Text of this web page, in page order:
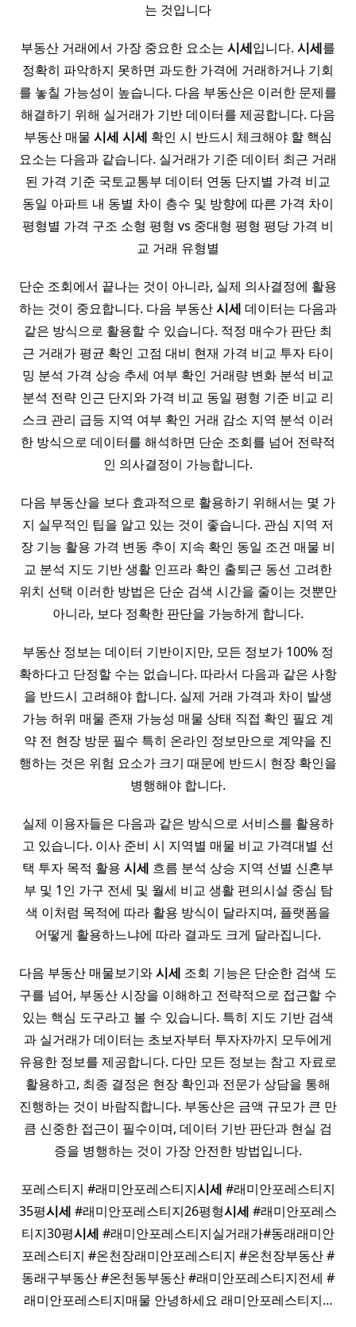
는 것입니다
부동산 거래에서 가장 중요한 요소는 시세입니다. 시세를
정확히 파악하지 못하면 과도한 가격에 거래하거나 기회
를 놓칠 가능성이 높습니다. 다음 부동산은 이러한 문제를
해결하기 위해 실거래가 기반 데이터를 제공합니다. 다음
부동산 매물 시세 시세 확인 시 반드시 체크해야 할 핵심
요소는 다음과 같습니다. 실거래가 기준 데이터 최근 거래
된 가격 기준 국토교통부 데이터 연동 단지별 가격 비교
동일 아파트 내 동별 차이 층수 및 방향에 따른 가격 차이
평형별 가격 구조 소형 평형 vs 중대형 평형 평당 가격 비
교 거래 유형별
단순 조회에서 끝나는 것이 아니라, 실제 의사결정에 활용
하는 것이 중요합니다. 다음 부동산시세 데이터는 다음과
같은 방식으로 활용할 수 있습니다. 적정 매수가 판단 최
근 거래가 평균 확인 고점 대비 현재 가격 비교 투자 타이
밍 분석 가격 상승 추세 여부 확인 거래량 변화 분석 비교
분석 전략 인근 단지와 가격 비교 동일 평형 기준 비교 리
스크 관리 급등 지역 여부 확인 거래 감소 지역 분석 이러
한 방식으로 데이터를 해석하면 단순 조회를 넘어 전략적
인 의사결정이 가능합니다.
다음 부동산을 보다 효과적으로 활용하기 위해서는 몇 가
지 실무적인 팁을 알고 있는 것이 좋습니다. 관심 지역 저
장 기능 활용 가격 변동 추이 지속 확인 동일 조건 매물 비
교 분석 지도 기반 생활 인프라 확인 출퇴근 동선 고려한
위치 선택 이러한 방법은 단순 검색 시간을 줄이는 것뿐만
아니라, 보다 정확한 판단을 가능하게 합니다.
부동산 정보는 데이터 기반이지만, 모든 정보가 100% 정
확하다고 단정할 수는 없습니다. 따라서 다음과 같은 사항
을 반드시 고려해야 합니다. 실제 거래 가격과 차이 발생
가능 허위 매물 존재 가능성 매물 상태 직접 확인 필요 계
약 전 현장 방문 필수 특히 온라인 정보만으로 계약을 진
행하는 것은 위험 요소가 크기 때문에 반드시 현장 확인을
병행해야 합니다.
실제 이용자들은 다음과 같은 방식으로 서비스를 활용하
고 있습니다. 이사 준비 시 지역별 매물 비교 가격대별 선
택 투자 목적 활용 시세 흐름 분석 상승 지역 선별 신혼부
부 및 1인 가구 전세 및 월세 비교 생활 편의시설 중심 탐
색 이처럼 목적에 따라 활용 방식이 달라지며, 플랫폼을
어떻게 활용하느냐에 따라 결과도 크게 달라집니다.
다음 부동산 매물보기와시세 조회 기능은 단순한 검색 도
구를 넘어, 부동산 시장을 이해하고 전략적으로 접근할 수
있는 핵심 도구라고 볼 수 있습니다. 특히 지도 기반 검색
과 실거래가 데이터는 초보자부터 투자자까지 모두에게
유용한 정보를 제공합니다. 다만 모든 정보는 참고 자료로
활용하고, 최종 결정은 현장 확인과 전문가 상담을 통해
진행하는 것이 바람직합니다. 부동산은 금액 규모가 큰 만
큼 신중한 접근이 필수이며, 데이터 기반 판단과 현실 검
증을 병행하는 것이 가장 안전한 방법입니다.
포레스티지 #래미안포레스티지시세 #래미안포레스티지
35평시세 #래미안포레스티지26평형시세 #래미안포레스
티지30평시세 #래미안포레스티지실거래가#동래래미안
포레스티지 #온천장래미안포레스티지 #온천장부동산 #
동래구부동산 #온천동부동산 #래미안포레스티지전세 #
래미안포레스티지매물 안녕하세요 래미안포레스티지…